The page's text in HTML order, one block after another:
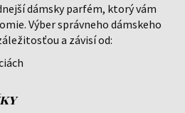
dámsky parfém, ktorý vám
Výber správneho dámskeho
a závisí od: